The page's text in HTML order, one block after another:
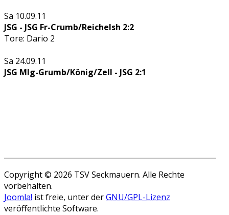
Sa 10.09.11
JSG - JSG Fr-Crumb/Reichelsh 2:2
Tore: Dario 2
Sa 24.09.11
JSG Mlg-Grumb/König/Zell - JSG 2:1
Copyright © 2026 TSV Seckmauern. Alle Rechte
vorbehalten.
Joomla! ist freie, unter derGNU/GPL-Lizenz
veröffentlichte Software.